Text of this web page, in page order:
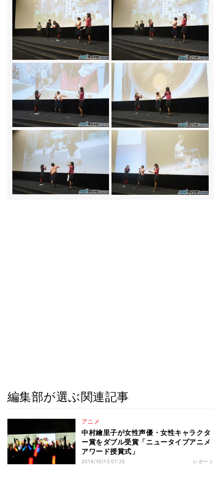
編集部が選ぶ関連記事
アニメ
中村繪里子が女性声優・女性キャラクタ
ー賞をダブル受賞「ニュータイプアニメ
アワード授賞式」
2014/10/13 01:25 レポート